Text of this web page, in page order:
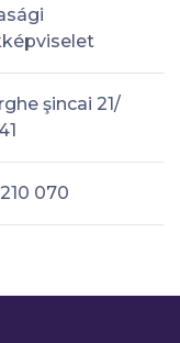
şincai 21/
070